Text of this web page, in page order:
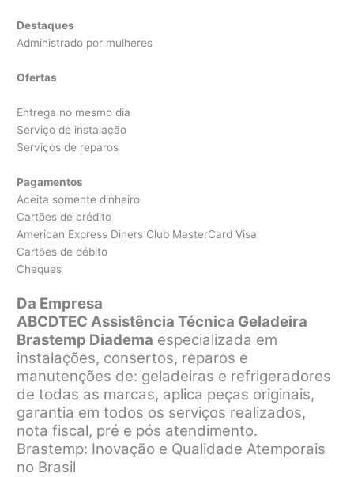
Destaques
Administrado por mulheres
Ofertas
Entrega no mesmo dia
Serviço de instalação
Serviços de reparos
Pagamentos
Aceita somente dinheiro
Cartões de crédito
American Express Diners Club MasterCard Visa
Cartões de débito
Cheques
Da Empresa
ABCDTEC Assistência Técnica Geladeira
Brastemp Diadema especializada em
instalações, consertos, reparos e
manutenções de: geladeiras e refrigeradores
de todas as marcas, aplica peças originais,
garantia em todos os serviços realizados,
nota fiscal, pré e pós atendimento.
Brastemp: Inovação e Qualidade Atemporais
no Brasil